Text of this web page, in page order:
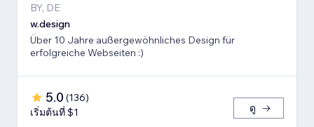
BY, DE
w.design
Über 10 Jahre außergewöhnliches Design für
erfolgreiche Webseiten :)
5.0 (136)
เริ่มต้นที่ $1
ดู